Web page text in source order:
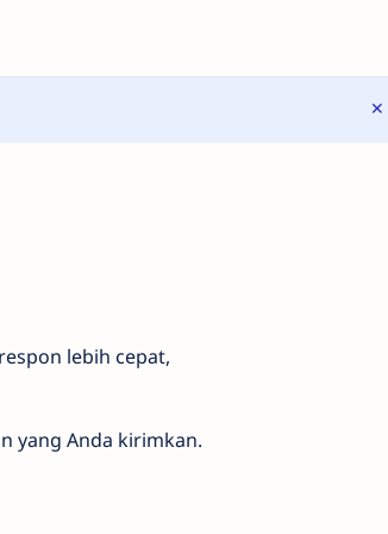
lebih cepat,
yang Anda kirimkan.